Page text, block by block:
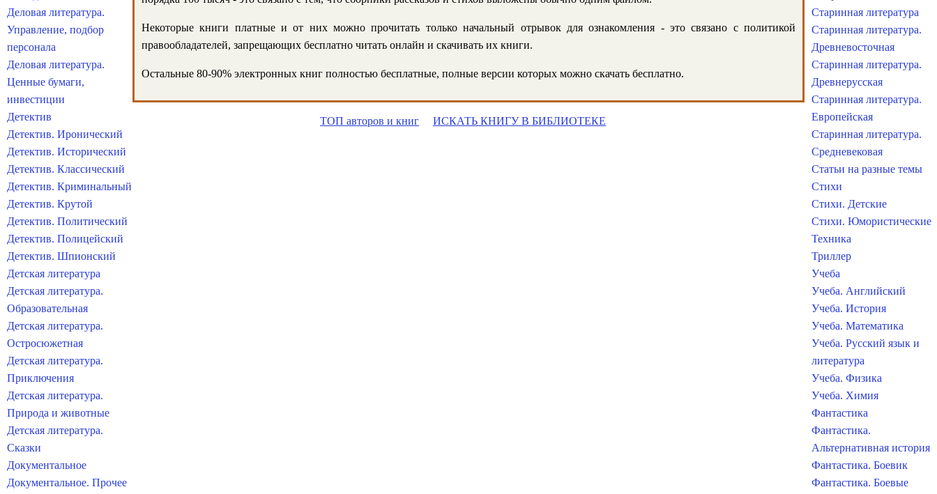
Некоторые книги платные и от них можно прочитать только начальный отрывок для ознакомления - это связано с политикой
правообладателей, запрещающих бесплатно читать онлайн и скачивать их книги.
Остальные 80-90% электронных книг полностью бесплатные, полные версии которых можно скачать бесплатно.
ТОП авторов и книг ИСКАТЬ КНИГУ В БИБЛИОТЕКЕ
Деловая литература.
Управление, подбор
персонала
Деловая литература.
Ценные бумаги,
инвестиции
Детектив
Детектив. Иронический
Детектив. Исторический
Детектив. Классический
Детектив. Криминальный
Детектив. Крутой
Детектив. Политический
Детектив. Полицейский
Детектив. Шпионский
Детская литература
Детская литература.
Образовательная
Детская литература.
Остросюжетная
Детская литература.
Приключения
Детская литература.
Природа и животные
Детская литература.
Сказки
Документальное
Документальное. Прочее
Старинная литература
Старинная литература.
Древневосточная
Старинная литература.
Древнерусская
Старинная литература.
Европейская
Старинная литература.
Средневековая
Статьи на разные темы
Стихи
Стихи. Детские
Стихи. Юмористические
Техника
Триллер
Учеба
Учеба. Английский
Учеба. История
Учеба. Математика
Учеба. Русский язык и
литература
Учеба. Физика
Учеба. Химия
Фантастика
Фантастика.
Альтернативная история
Фантастика. Боевик
Фантастика. Боевые